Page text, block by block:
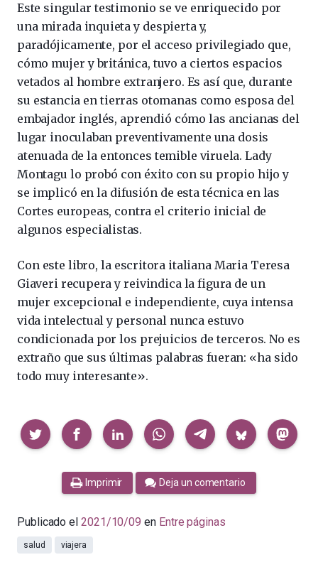
Este singular testimonio se ve enriquecido por
una mirada inquieta y despierta y,
paradójicamente, por el acceso privilegiado que,
cómo mujer y británica, tuvo a ciertos espacios
vetados al hombre extranjero. Es así que, durante
su estancia en tierras otomanas como esposa del
embajador inglés, aprendió cómo las ancianas del
lugar inoculaban preventivamente una dosis
atenuada de la entonces temible viruela. Lady
Montagu lo probó con éxito con su propio hijo y
se implicó en la difusión de esta técnica en las
Cortes europeas, contra el criterio inicial de
algunos especialistas.
Con este libro, la escritora italiana Maria Teresa
Giaveri recupera y reivindica la figura de un
mujer excepcional e independiente, cuya intensa
vida intelectual y personal nunca estuvo
condicionada por los prejuicios de terceros. No es
extraño que sus últimas palabras fueran: «ha sido
todo muy interesante».
Compartir
Imprimir Deja un comentario
Publicado el 2021/10/09 en Entre páginas
salud viajera